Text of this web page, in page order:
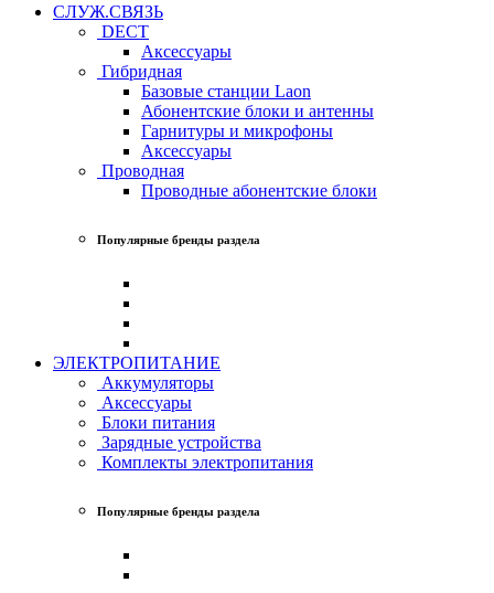
СЛУЖ.СВЯЗЬ
DECT
Аксессуары
Гибридная
Базовые станции Laon
Абонентские блоки и антенны
Гарнитуры и микрофоны
Аксессуары
Проводная
Проводные абонентские блоки
Популярные бренды раздела
ЭЛЕКТРОПИТАНИЕ
Аккумуляторы
Аксессуары
Блоки питания
Зарядные устройства
Комплекты электропитания
Популярные бренды раздела